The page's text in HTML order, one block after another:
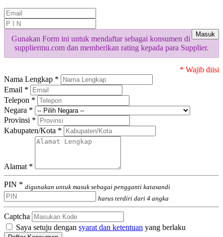
Masuk
Gunakan Form ini untuk mendaftar sebagai konsumen di
suppliermu.com dan memberikan rating kepada para Supplier.
* Wajib diisi
Nama Lengkap *
Email *
Telepon *
Negara *
Provinsi *
Kabupaten/Kota *
Alamat *
PIN * digunakan untuk masuk sebagai pengganti katasandi
harus terdiri dari 4 angka
Captcha
Saya setuju dengan syarat dan ketentuan yang berlaku